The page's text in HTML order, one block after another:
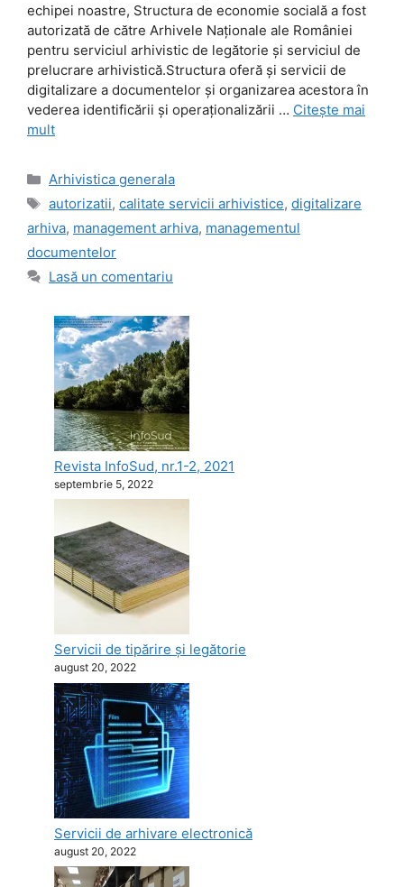
echipei noastre, Structura de economie socială a fost
autorizată de către Arhivele Naţionale ale României
pentru serviciul arhivistic de legătorie şi serviciul de
prelucrare arhivistică.Structura oferă şi servicii de
digitalizare a documentelor şi organizarea acestora în
vederea identificării şi operaţionalizării … Citește mai
mult
Categorii
Arhivistica generala
Etichete
autorizatii, calitate servicii arhivistice, digitalizare
arhiva, management arhiva, managementul
documentelor
Lasă un comentariu
Revista InfoSud, nr.1-2, 2021
septembrie 5, 2022
Servicii de tipărire şi legătorie
august 20, 2022
Servicii de arhivare electronică
august 20, 2022